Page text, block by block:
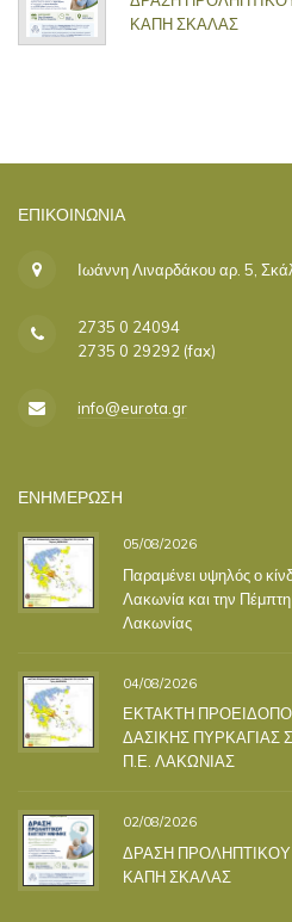
ΚΑΠΗ ΣΚΑΛΑΣ
ΕΠΙΚΟΙΝΩΝΊΑ
Ιωάννη Λιναρδάκου αρ. 5,
2735 0 24094
2735 0 29292 (fax)
info@eurota.gr
ΕΝΗΜΕΡΩΣΗ
05/08/2026
Παραμένει υψηλός ο
Λακωνία και την
Λακωνίας
04/08/2026
ΕΚΤΑΚΤΗ
ΔΑΣΙΚΗΣ
Π.Ε. ΛΑΚΩΝΙΑΣ
02/08/2026
ΔΡΑΣΗ
ΚΑΠΗ ΣΚΑΛΑΣ